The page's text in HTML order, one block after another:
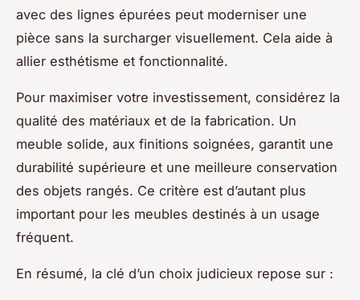
avec des lignes épurées peut moderniser une
pièce sans la surcharger visuellement. Cela aide à
allier esthétisme et fonctionnalité.
Pour maximiser votre investissement, considérez la
qualité des matériaux et de la fabrication. Un
meuble solide, aux finitions soignées, garantit une
durabilité supérieure et une meilleure conservation
des objets rangés. Ce critère est d’autant plus
important pour les meubles destinés à un usage
fréquent.
En résumé, la clé d’un choix judicieux repose sur :